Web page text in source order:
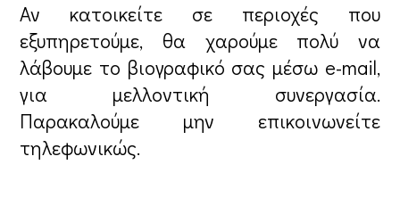
Αν κατοικείτε σε περιοχές που
εξυπηρετούμε, θα χαρούμε πολύ να
λάβουμε το βιογραφικό σας μέσω e-mail,
για μελλοντική συνεργασία.
Παρακαλούμε μην επικοινωνείτε
τηλεφωνικώς.